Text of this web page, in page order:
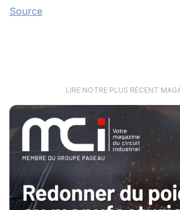
Source
LIRE NOTRE PLUS RÉCENT